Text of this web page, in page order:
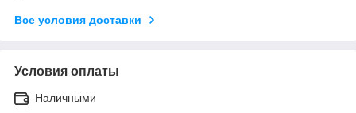
Все условия доставки
Условия оплаты
Наличными